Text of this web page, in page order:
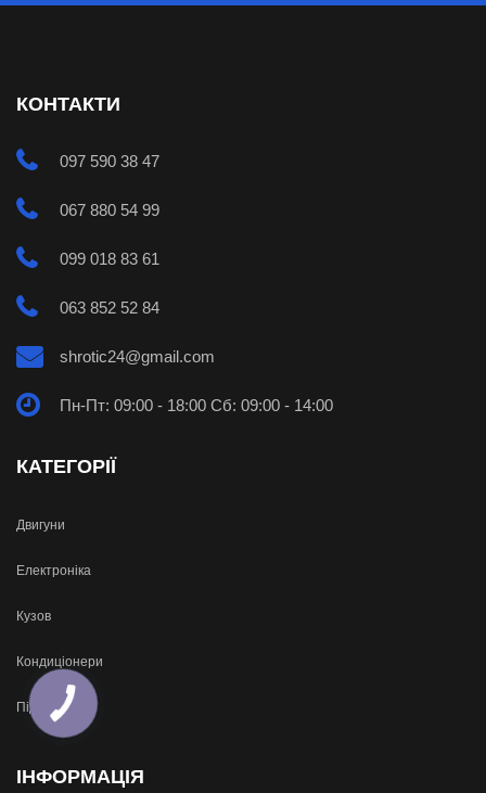
КОНТАКТИ
097 590 38 47
067 880 54 99
099 018 83 61
063 852 52 84
shrotic24@gmail.com
Пн-Пт: 09:00 - 18:00 Сб: 09:00 - 14:00
КАТЕГОРІЇ
Двигуни
Електроніка
Кузов
Кондиціонери
Підвіска
ІНФОРМАЦІЯ